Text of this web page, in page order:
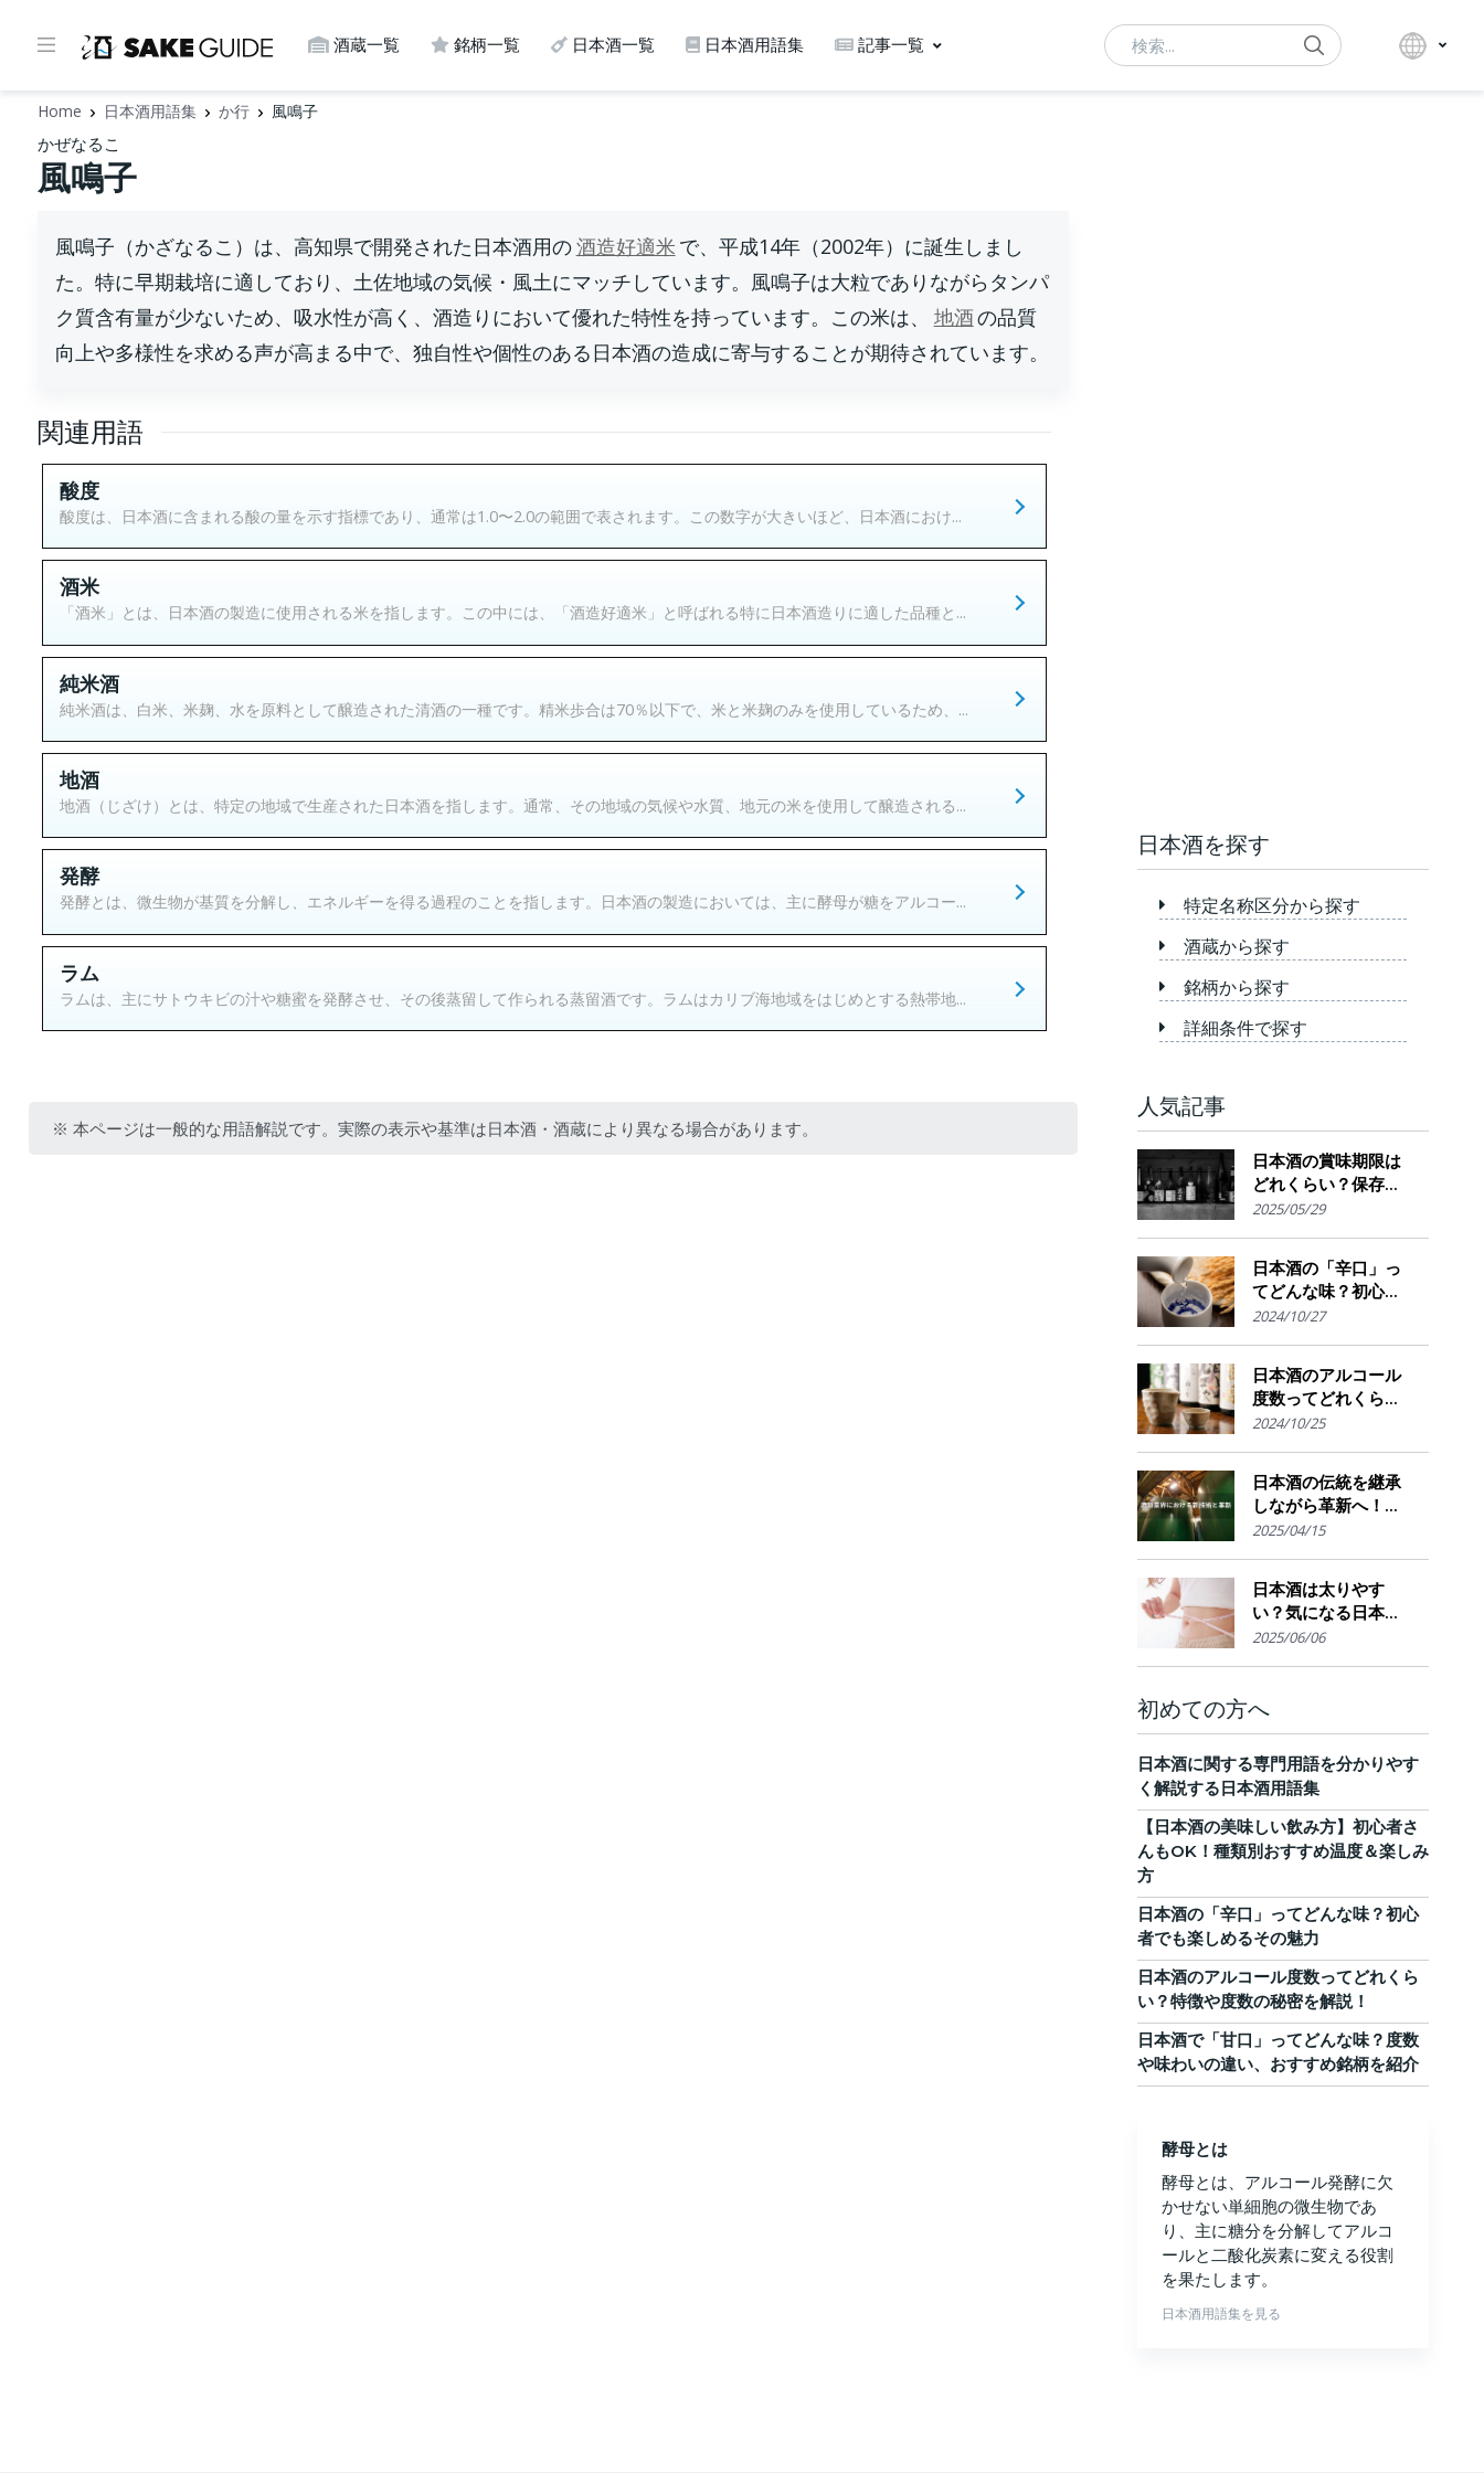
酒蔵一覧 銘柄一覧 日本酒一覧 日本酒用語集 記事一覧 Search
Home 日本酒用語集 か行 風鳴子
かぜなるこ
風鳴子
風鳴子（かざなるこ）は、高知県で開発された日本酒用の酒造好適米 で、平成14年（2002年）に誕生しまし
た。特に早期栽培に適しており、土佐地域の気候・風土にマッチしています。風鳴子は大粒でありながらタンパ
ク質含有量が少ないため、吸水性が高く、酒造りにおいて優れた特性を持っています。この米は、
地酒の品質
向上や多様性を求める声が高まる中で、独自性や個性のある日本酒の造成に寄与することが期待されています。
関連用語
酸度
酸度は、日本酒に含まれる酸の量を示す指標であり、通常は1.0〜2.0の範囲で表されます。この数字が大きいほど、日本酒におけ...
酒米
「酒米」とは、日本酒の製造に使用される米を指します。この中には、「酒造好適米」と呼ばれる特に日本酒造りに適した品種と...
純米酒
純米酒は、白米、米麹、水を原料として醸造された清酒の一種です。精米歩合は70％以下で、米と米麹のみを使用しているため、...
地酒
地酒（じざけ）とは、特定の地域で生産された日本酒を指します。通常、その地域の気候や水質、地元の米を使用して醸造される...
発酵
発酵とは、微生物が基質を分解し、エネルギーを得る過程のことを指します。日本酒の製造においては、主に酵母が糖をアルコー...
ラム
ラムは、主にサトウキビの汁や糖蜜を発酵させ、その後蒸留して作られる蒸留酒です。ラムはカリブ海地域をはじめとする熱帯地...
※ 本ページは一般的な用語解説です。実際の表示や基準は日本酒・酒蔵により異なる場合があります。
日本酒を探す
特定名称区分から探す
酒蔵から探す
銘柄から探す
詳細条件で探す
人気記事
日本酒の賞味期限は
どれくらい？保存場
所のポイント
2025/05/29
日本酒の「辛口」っ
てどんな味？初心者
でも楽しめるその魅
2024/10/27
日本酒のアルコール
度数ってどれくら
い？特徴や度数の秘
2024/10/25
日本酒の伝統を継承
しながら革新へ！
AI・IoTが実現する革
の未来展望
2025/04/15
日本酒は太りやす
い？気になる日本酒
のカロリーと糖質。
2025/06/06
初めての方へ
日本酒に関する専門用語を分かりやす
く解説する日本酒用語集
【日本酒の美味しい飲み方】初心者さ
んもOK！種類別おすすめ温度＆楽しみ
方
日本酒の「辛口」ってどんな味？初心
者でも楽しめるその魅力
日本酒のアルコール度数ってどれくら
い？特徴や度数の秘密を解説！
日本酒で「甘口」ってどんな味？度数
や味わいの違い、おすすめ銘柄を紹介
酵母とは
酵母とは、アルコール発酵に欠
かせない単細胞の微生物であ
り、主に糖分を分解してアルコ
ールと二酸化炭素に変える役割
を果たします。
日本酒用語集を見る